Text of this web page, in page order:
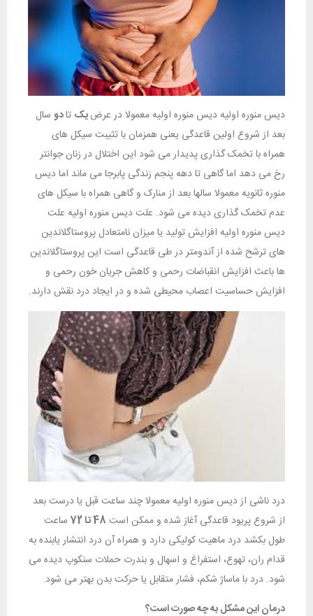
دیس منوره اولیه دیس منوره اولیه معمولا در عرضیک تادو سال
بعد از شروع اولین قاعدگی یعنی همزمان با تثیبت سیکل های
همراه با تخمک گذاری پدیدار می شود این اختلال در زنان جوانتر
رخ می دهد اما گاهی تا دهه پنجم زندگی پابرجا می ماند اما دیس
منوره ثانویه معمولا سالها بعد از منارک و گاهی همراه با سیکل های
عدم تخمک گذاری دیده می شود. علت دیس منوره اولیه علت
دیس منوره اولیه افزایش تولید یا میزان نامتعادل پروستاگلاندین
های ترشح شده از آندومتر در طی قاعدگی است این پروستاگلاندین
ها باعث افزایش انقباضات رحمی و کاهش جریان خون رحمی و
افزایش حساسیت اعصاب محیطی شده و در ایجاد درد نقش دارند.
درد ناشی از دیس منوره اولیه معمولا چند ساعت قبل یا درست بعد
از شروع پریود قاعدگی آغاز شده و ممکن است 48 تا 72
ساعت
طول بکشد درد ماهیت کولیکی دارد و همراه آن درد انتشار یابنده به
قدام ران، تهوع، استفراغ و اسهال و بندرت حملات سنکوپ دیده می
شود. درد با ماساژ شکم، فشار متقابل یا حرکت بدن بهتر می شود.
درمان این مشکل به چه صورت است؟